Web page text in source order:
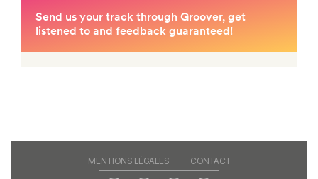
MENTIONS LÉGALES CONTACT